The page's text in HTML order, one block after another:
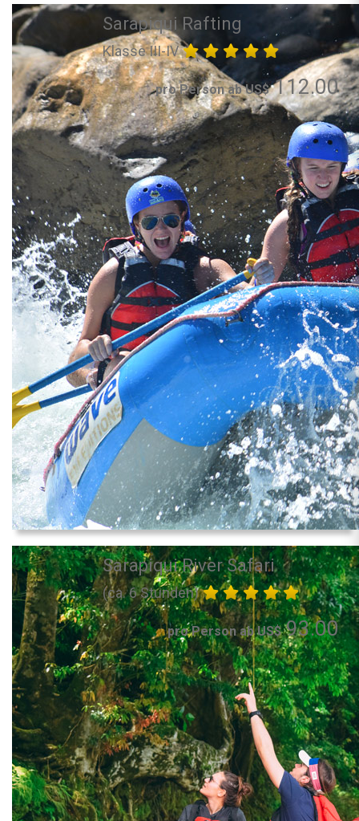
Sarapiqui Rafting
Klasse III-IV
pro Person ab US$112.00
Sarapiqui River Safari
(ca. 6 Stunden)
pro Person ab US$93.00